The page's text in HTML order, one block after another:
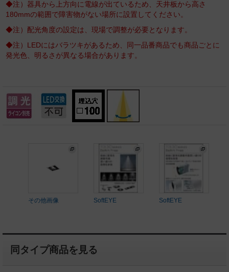
◆注）器具から上方向に電線が出ているため、天井板から高さ
180mmの範囲で障害物がない場所に設置してください。
◆注）配光角度の設定は、現場で調整が必要となります。
◆注）LEDにはバラツキがあるため、同一品番商品でも商品ごとに
発光色、明るさが異なる場合があります。
その他画像 SoftEYE SoftEYE
同タイプ商品を見る